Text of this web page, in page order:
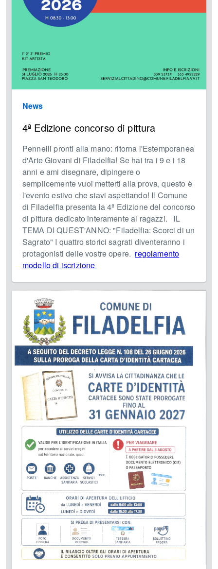
News
4ª Edizione concorso di pittura
Pennelli pronti alla mano: ritorna l'Estemporanea
d'Arte Giovani di Filadelfia! Se hai tra i 9 e i 18
anni e ami disegnare, dipingere o
semplicemente vuoi metterti alla prova, questo è
l'evento estivo che stavi aspettando! Il Comune
di Filadelfia presenta la 4ª Edizione del concorso
di pittura dedicato interamente ai ragazzi. IL
TEMA DI QUEST'ANNO: "Filadelfia: Scorci di un
Sagrato" I quattro storici sagrati diventeranno i
protagonisti delle vostre opere. regolamento
modello di iscrizione